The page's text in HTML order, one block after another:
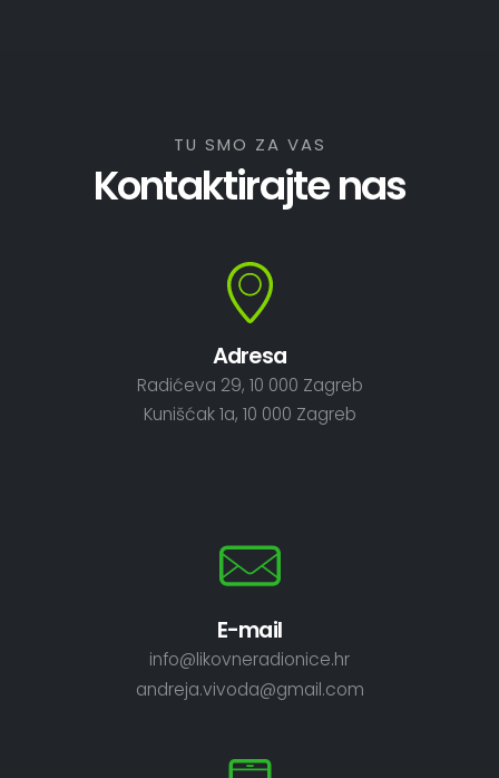
TU SMO ZA VAS
Kontaktirajte nas
Adresa
Radićeva 29, 10 000 Zagreb
Kunišćak 1a, 10 000 Zagreb
E-mail
info@likovneradionice.hr
andreja.vivoda@gmail.com